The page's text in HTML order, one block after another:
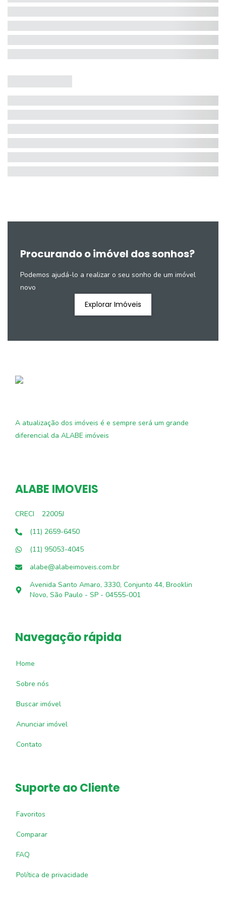
Procurando o imóvel dos sonhos?
Podemos ajudá-lo a realizar o seu sonho de um imóvel
novo
Explorar Imóveis
A atualização dos imóveis é e sempre será um grande
diferencial da ALABE imóveis
ALABE IMOVEIS
CRECI
22005J
(11) 2659-6450
(11) 95053-4045
alabe@alabeimoveis.com.br
Avenida Santo Amaro, 3330, Conjunto 44, Brooklin
Novo, São Paulo - SP - 04555-001
Navegação rápida
Home
Sobre nós
Buscar imóvel
Anunciar imóvel
Contato
Suporte ao Cliente
Favoritos
Comparar
FAQ
Política de privacidade